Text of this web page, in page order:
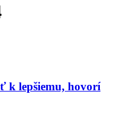
k lepšiemu, hovorí